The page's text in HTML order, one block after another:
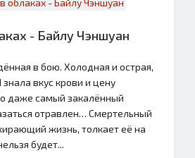
- Байлу Чэншуан
в бою. Холодная и острая,
вкус крови и цену
даже самый закалённый
отравлен… Смертельный
жизнь, толкает её на
будет...